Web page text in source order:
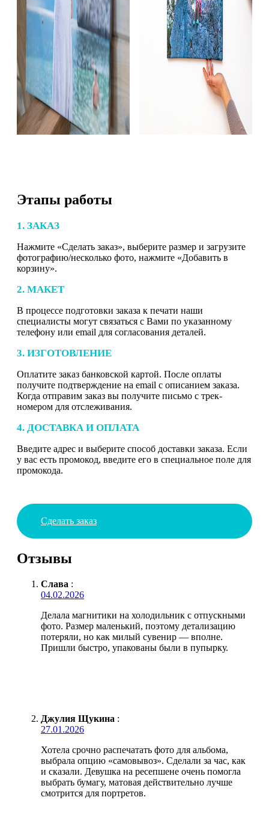
Этапы работы
1. ЗАКАЗ
Нажмите «Сделать заказ», выберите размер и загрузите
фотографию/несколько фото, нажмите «Добавить в
корзину».
2. МАКЕТ
В процессе подготовки заказа к печати наши
специалисты могут связаться с Вами по указанному
телефону или email для согласования деталей.
3. ИЗГОТОВЛЕНИЕ
Оплатите заказ банковской картой. После оплаты
получите подтверждение на email с описанием заказа.
Когда отправим заказ вы получите письмо с трек-
номером для отслеживания.
4. ДОСТАВКА И ОПЛАТА
Введите адрес и выберите способ доставки заказа. Если
у вас есть промокод, введите его в специальное поле для
промокода.
Сделать заказ
Отзывы
Слава :
04.02.2026
Делала магнитики на холодильник с отпускными
фото. Размер маленький, поэтому детализацию
потеряли, но как милый сувенир — вполне.
Пришли быстро, упакованы были в пупырку.
Джулия Щукина :
27.01.2026
Хотела срочно распечатать фото для альбома,
выбрала опцию «самовывоз». Сделали за час, как
и сказали. Девушка на ресепшене очень помогла
выбрать бумагу, матовая действительно лучше
смотрится для портретов.